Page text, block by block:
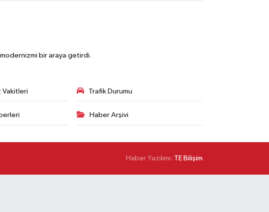
bir araya getirdi.
Vakitleri Trafik Durumu
Haber Arşivi
Haber Yazılımı: TE Bilişim